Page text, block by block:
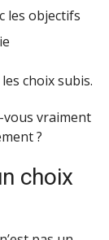
les objectifs
choix subis.
vous vraiment
?
choix